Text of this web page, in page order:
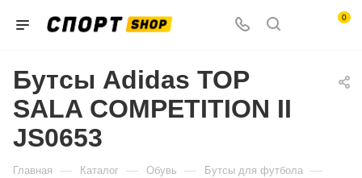
0
Бутсы Adidas TOP
SALA COMPETITION II
JS0653
Главная — Каталог — Обувь — Бутсы для футбола —